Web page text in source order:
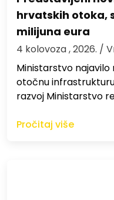
hrvatskih otoka,
milijuna eura
4 kolovoza , 2026. /
Ministarstvo
otočnu
razvoj Ministarstvo
Pročitaj više